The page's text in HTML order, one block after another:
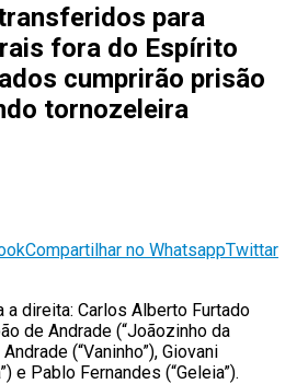
para
fora do Espírito
cumprirão prisão
tornozeleira
Compartilhar no WhatsappTwittar
a direita: Carlos Alberto Furtado
de Andrade (“Joãozinho da
(“Vaninho”), Giovani
e Pablo Fernandes (“Geleia”).